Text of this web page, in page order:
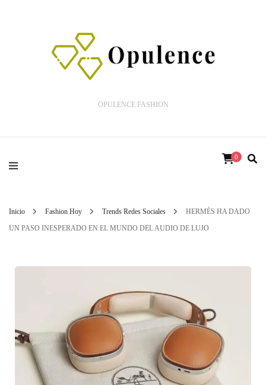
OPULENCE FASHION
0
Inicio Fashion Hoy Trends Redes Sociales
HERMÈS HA DADO
UN PASO INESPERADO EN EL MUNDO DEL AUDIO DE LUJO